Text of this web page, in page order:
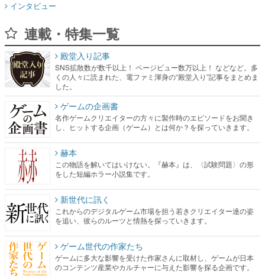
インタビュー
連載・特集一覧
殿堂入り記事
SNS拡散数が数千以上！ ページビュー数万以上！ などなど。多
くの人々に読まれた、電ファミ渾身の“殿堂入り”記事をまとめま
した。
ゲームの企画書
名作ゲームクリエイターの方々に製作時のエピソードをお聞き
し、ヒットする企画（ゲーム）とは何か？を探っていきます。
赫本
この物語を解いてはいけない。『赫本』は、〈試験問題〉の形
をした短編ホラー小説集です。
新世代に訊く
これからのデジタルゲーム市場を担う若きクリエイター達の姿
を追い、彼らのルーツと情熱を探っていきます。
ゲーム世代の作家たち
ゲームに多大な影響を受けた作家さんに取材し、ゲームが日本
のコンテンツ産業やカルチャーに与えた影響を探る企画です。